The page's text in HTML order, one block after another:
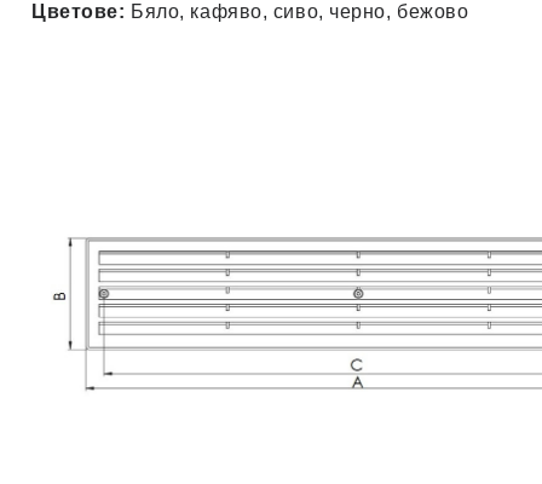
Цветове: Бяло, кафяво, сиво, черно, бежово